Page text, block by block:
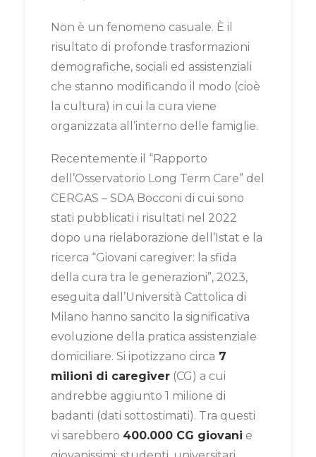
Non è un fenomeno casuale. È il
risultato di profonde trasformazioni
demografiche, sociali ed assistenziali
che stanno modificando il modo (cioè
la cultura) in cui la cura viene
organizzata all’interno delle famiglie.
Recentemente il “Rapporto
dell’Osservatorio Long Term Care” del
CERGAS – SDA Bocconi di cui sono
stati pubblicati i risultati nel 2022
dopo una rielaborazione dell’Istat e la
ricerca “Giovani caregiver: la sfida
della cura tra le generazioni”, 2023,
eseguita dall’Università Cattolica di
Milano hanno sancito la significativa
evoluzione della pratica assistenziale
domiciliare. Si ipotizzano circa 7
milioni di caregiver (CG) a cui
andrebbe aggiunto 1 milione di
badanti (dati sottostimati). Tra questi
vi sarebbero 400.000 CG giovani e